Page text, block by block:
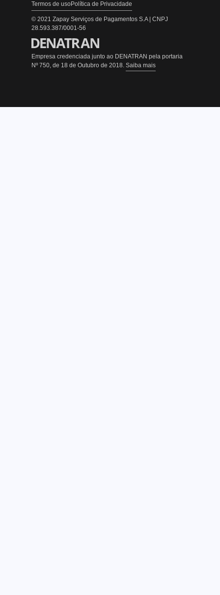
Empresa credenciada junto ao DENATRAN pela portaria
Nº 750, de 18 de Outubro de 2018. Saiba mais
Termos de usoPolítica de Privacidade
© 2021 Zapay Serviços de Pagamentos S.A | CNPJ
28.593.387/0001-56